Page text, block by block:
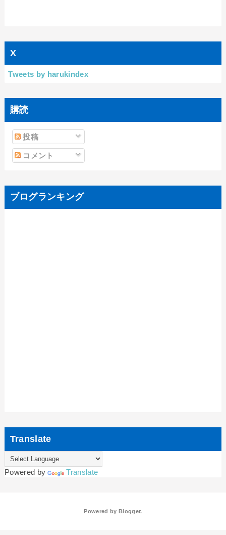
X
Tweets by harukindex
購読
投稿
コメント
ブログランキング
Translate
Powered by Translate
Powered by Blogger.